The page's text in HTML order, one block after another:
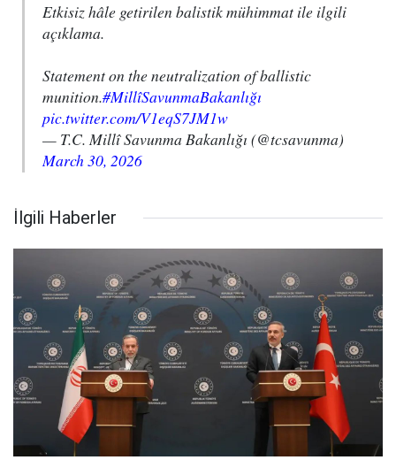
Etkisiz hâle getirilen balistik mühimmat ile ilgili
açıklama.
Statement on the neutralization of ballistic
munition.#MillîSavunmaBakanlığı
pic.twitter.com/V1eqS7JM1w
— T.C. Millî Savunma Bakanlığı (@tcsavunma)
March 30, 2026
İlgili Haberler